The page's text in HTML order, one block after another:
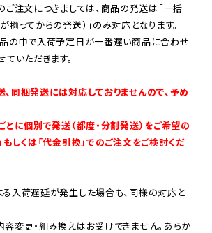
ご注文につきましては、商品の発送は「一括
揃ってからの発送）」のみ対応となります。
品の中で入荷予定日が一番遅い商品に合わせ
ていただきます。
同梱発送には対応しておりませんので、予め
とに個別で発送（都度・分割発送）をご希望の
もしくは「代金引換」でのご注文をご検討くだ
入荷遅延が発生した場合も、同様の対応と
変更・組み換えはお受けできません。あらか